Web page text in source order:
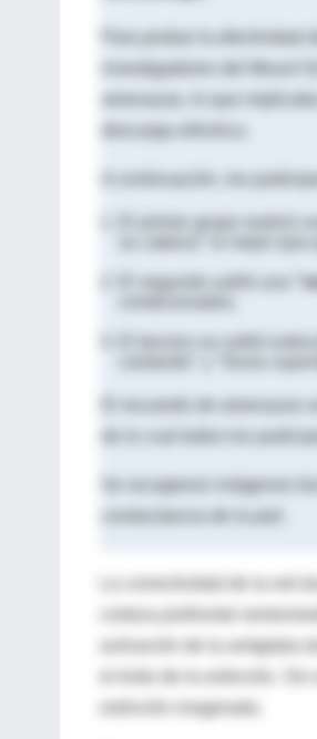
Para probar la efectividad
investigadores del Mount
descarga eléctrica.
El segundo sufrió una
El tercero no sufrió
El recuerdo de amenazas
de lo cual todos los
Se recogieron imágenes
La conectividad de la red
activación de la amígdala
el éxito de la extinción. Sin
extinción imaginada.